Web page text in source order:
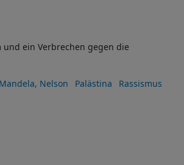
und ein Verbrechen gegen die
Mandela, Nelson Palästina
Rassismus